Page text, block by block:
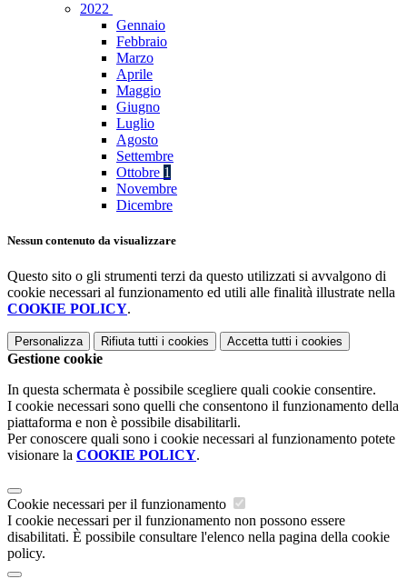
2022
Gennaio
Febbraio
Marzo
Aprile
Maggio
Giugno
Luglio
Agosto
Settembre
Ottobre 1
Novembre
Dicembre
Nessun contenuto da visualizzare
Questo sito o gli strumenti terzi da questo utilizzati si avvalgono di
cookie necessari al funzionamento ed utili alle finalità illustrate nella
COOKIE POLICY.
Personalizza Rifiuta tutti i cookies Accetta tutti i cookies
Gestione cookie
In questa schermata è possibile scegliere quali cookie consentire.
I cookie necessari sono quelli che consentono il funzionamento della
piattaforma e non è possibile disabilitarli.
Per conoscere quali sono i cookie necessari al funzionamento potete
visionare la COOKIE POLICY.
Cookie necessari per il funzionamento
I cookie necessari per il funzionamento non possono essere
disabilitati. È possibile consultare l'elenco nella pagina della cookie
policy.